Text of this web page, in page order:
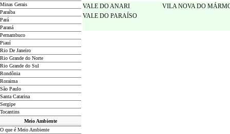
Minas Gerais
Paraíba
Pará
Paraná
Pernambuco
Piauí
Rio De Janeiro
Rio Grande do Norte
Rio Grande do Sul
Rondônia
Roraima
São Paulo
Santa Catarina
Sergipe
Tocantins
Meio Ambiente
O que é Meio Ambiente
VALE DO ANARI
VILA NOVA DO
VALE DO PARAÍSO